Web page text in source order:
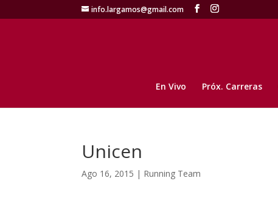
info.largamos@gmail.com
En Vivo Próx. Carreras
Unicen
Ago 16, 2015 | Running Team